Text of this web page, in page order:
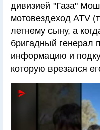
дивизией "Газа"
мотовездеход ATV
летнему сыну, а
бригадный генерал
информацию и
которую врезался